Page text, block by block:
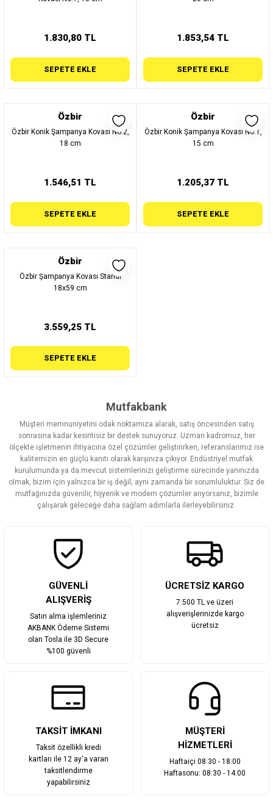
1.830,80 TL
SEPETE EKLE
1.853,54 TL
SEPETE EKLE
Özbir
Özbir Konik Şampanya Kovası No:2,
18 cm
1.546,51 TL
SEPETE EKLE
Özbir
Özbir Konik Şampanya Kovası No:1,
15 cm
1.205,37 TL
SEPETE EKLE
Özbir
Özbir Şampanya Kovası Standı
18x59 cm
3.559,25 TL
SEPETE EKLE
Mutfakbank
Müşteri memnuniyetini odak noktamıza alarak, satış öncesinden satış
sonrasına kadar kesintisiz bir destek sunuyoruz. Uzman kadromuz, her
ölçekte işletmenin ihtiyacına özel çözümler geliştirirken, referanslarımız ise
kalitemizin en güçlü kanıtı olarak karşınıza çıkıyor. Endüstriyel mutfak
kurulumunda ya da mevcut sistemlerinizi geliştirme sürecinde yanınızda
olmak, bizim için yalnızca bir iş değil; aynı zamanda bir sorumluluktur. Siz de
mutfağınızda güvenilir, hijyenik ve modern çözümler arıyorsanız, bizimle
çalışarak geleceğe daha sağlam adımlarla ilerleyebilirsiniz.
GÜVENLİ
ALIŞVERİŞ
Satın alma işlemleriniz
AKBANK Ödeme Sistemi
olan Tosla ile 3D Secure
%100 güvenli
ÜCRETSİZ KARGO
7.500 TL ve üzeri
alışverişlerinizde kargo
ücretsiz
TAKSİT İMKANI
Taksit özellikli kredi
kartları ile 12 ay'a varan
taksitlendirme
yapabilirsiniz
MÜŞTERİ
HİZMETLERİ
Haftaiçi 08:30 - 18:00
Haftasonu: 08:30 - 14:00